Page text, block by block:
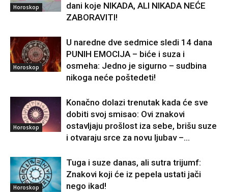
Horoskop
dani koje NIKADA, ALI NIKADA NEĆE
ZABORAVITI!
Horoskop
U naredne dve sedmice sledi 14 dana
PUNIH EMOCIJA – biće i suza i
osmeha: Jedno je sigurno – sudbina
nikoga neće poštedeti!
Horoskop
Konačno dolazi trenutak kada će sve
dobiti svoj smisao: Ovi znakovi
ostavljaju prošlost iza sebe, brišu suze
i otvaraju srce za novu ljubav –...
Horoskop
Tuga i suze danas, ali sutra trijumf:
Znakovi koji će iz pepela ustati jači
nego ikad!